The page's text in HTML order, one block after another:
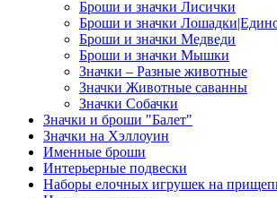
Броши и значки Лисички
Броши и значки
Броши и значки Медведи
Броши и значки Мышки
Значки – Разные животные
Значки Животные саванны
Значки Собачки
Значки и броши "Балет"
Значки на Хэллоуин
Именные броши
Интерьерные подвески
Наборы елочных игрушек на